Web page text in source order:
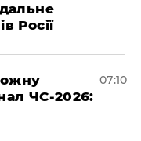
Росії
ЧС-2026:
07:10